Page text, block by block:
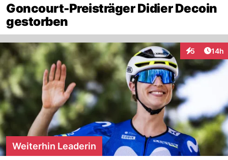
Goncourt-Preisträger Didier Decoin
gestorben
5
Interaktionen
14h
Weiterhin Leaderin